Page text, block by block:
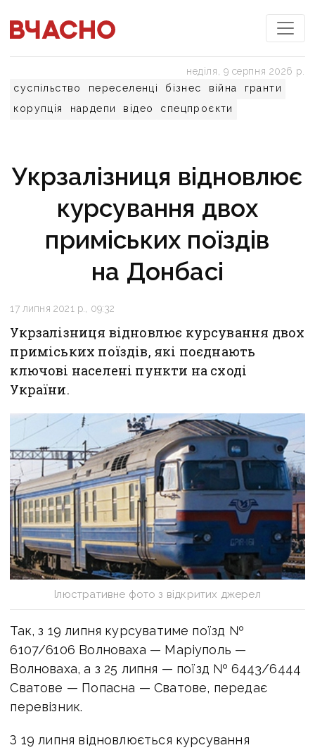
суспільство переселенці бізнес війна
гранти
корупція
нардепи відео спецпроєкти
неділя, 9 серпня 2026 р.
Укрзалізниця відновлює
курсування двох
приміських поїздів
на Донбасі
17 липня 2021 р., 09:32
Укрзалізниця відновлює курсування двох
приміських поїздів, які поєднають
ключові населені пункти на сході
України.
Ілюстративне фото з відкритих джерел
Так, з 19 липня курсуватиме поїзд №
6107/6106 Волноваха — Маріуполь —
Волноваха, а з 25 липня — поїзд № 6443/6444
Сватове — Попасна — Сватове, передає
перевізник.
З 19 липня відновлюється курсування